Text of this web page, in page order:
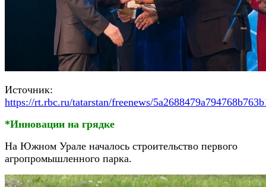
Источник:
https://rt.rbc.ru/tatarstan/freenews/
*Инновации на грядке
На Южном Урале началось строительство первого
агропромышленного парка.